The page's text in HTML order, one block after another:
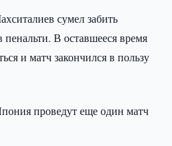
сумел забить
В оставшееся время
и матч закончился в пользу
проведут еще один матч